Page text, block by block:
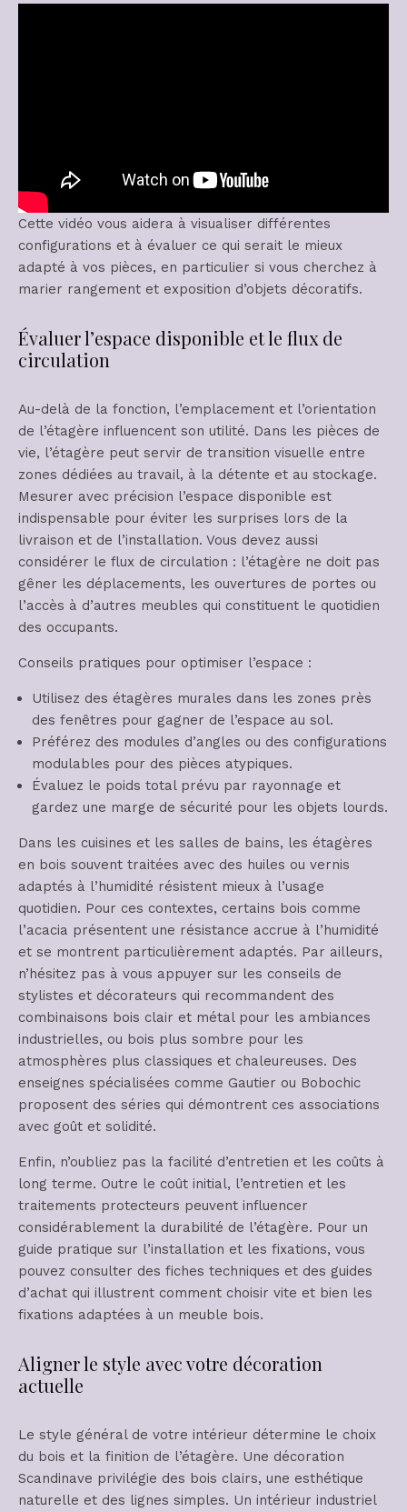
Cette vidéo vous aidera à visualiser différentes
configurations et à évaluer ce qui serait le mieux
adapté à vos pièces, en particulier si vous cherchez à
marier rangement et exposition d’objets décoratifs.
Évaluer l’espace disponible et le flux de
circulation
Au-delà de la fonction, l’emplacement et l’orientation
de l’étagère influencent son utilité. Dans les pièces de
vie, l’étagère peut servir de transition visuelle entre
zones dédiées au travail, à la détente et au stockage.
Mesurer avec précision l’espace disponible est
indispensable pour éviter les surprises lors de la
livraison et de l’installation. Vous devez aussi
considérer le flux de circulation : l’étagère ne doit pas
gêner les déplacements, les ouvertures de portes ou
l’accès à d’autres meubles qui constituent le quotidien
des occupants.
Conseils pratiques pour optimiser l’espace :
Utilisez des étagères murales dans les zones près
des fenêtres pour gagner de l’espace au sol.
Préférez des modules d’angles ou des configurations
modulables pour des pièces atypiques.
Évaluez le poids total prévu par rayonnage et
gardez une marge de sécurité pour les objets lourds.
Dans les cuisines et les salles de bains, les étagères
en bois souvent traitées avec des huiles ou vernis
adaptés à l’humidité résistent mieux à l’usage
quotidien. Pour ces contextes, certains bois comme
l’acacia présentent une résistance accrue à l’humidité
et se montrent particulièrement adaptés. Par ailleurs,
n’hésitez pas à vous appuyer sur les conseils de
stylistes et décorateurs qui recommandent des
combinaisons bois clair et métal pour les ambiances
industrielles, ou bois plus sombre pour les
atmosphères plus classiques et chaleureuses. Des
enseignes spécialisées comme Gautier ou Bobochic
proposent des séries qui démontrent ces associations
avec goût et solidité.
Enfin, n’oubliez pas la facilité d’entretien et les coûts à
long terme. Outre le coût initial, l’entretien et les
traitements protecteurs peuvent influencer
considérablement la durabilité de l’étagère. Pour un
guide pratique sur l’installation et les fixations, vous
pouvez consulter des fiches techniques et des guides
d’achat qui illustrent comment choisir vite et bien les
fixations adaptées à un meuble bois.
Aligner le style avec votre décoration
actuelle
Le style général de votre intérieur détermine le choix
du bois et la finition de l’étagère. Une décoration
Scandinave privilégie des bois clairs, une esthétique
naturelle et des lignes simples. Un intérieur industriel